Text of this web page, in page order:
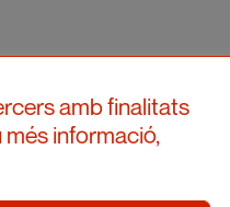
amb finalitats
informació,